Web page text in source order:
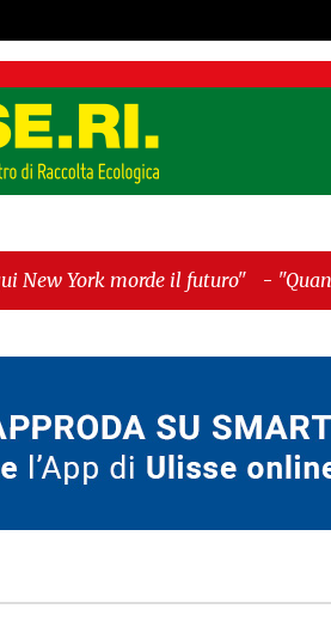
il futuro" -"Quando la politica